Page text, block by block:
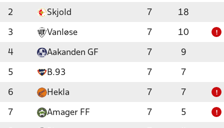
2 Skjold 7 18
3 Vanløse 7 10 !
4 Aakanden GF 7 9
5 B.93 7 7
6 Hekla 7 7 !
7 Amager FF 7 5 !